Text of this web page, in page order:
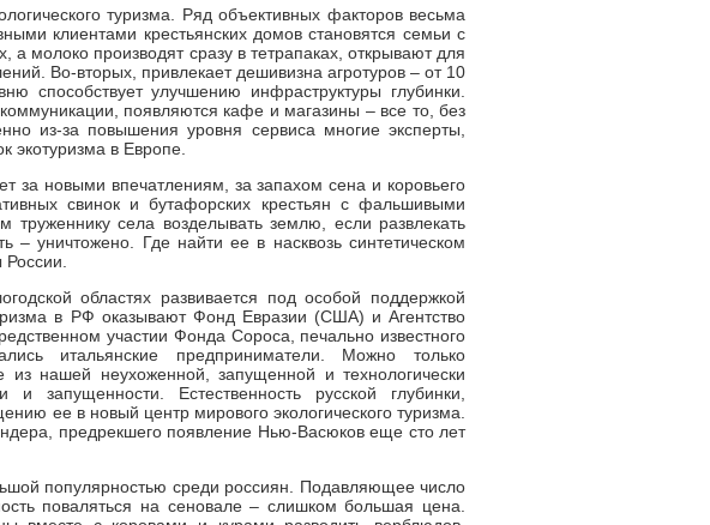
туризма. Ряд объективных факторов весьма
клиентами крестьянских домов становятся семьи с
молоко производят сразу в тетрапаках, открывают для
Во-вторых, привлекает дешивизна агротуров – от 10
способствует улучшению инфраструктуры глубинки.
появляются кафе и магазины – все то, без
из-за повышения уровня сервиса многие эксперты,
экотуризма в Европе.
за новыми впечатлениям, за запахом сена и коровьего
свинок и бутафорских крестьян с фальшивыми
села возделывать землю, если развлекать
– уничтожено. Где найти ее в насквозь синтетическом
областях развивается под особой поддержкой
в РФ оказывают Фонд Евразии (США) и Агентство
участии Фонда Сороса, печально известного
итальянские предприниматели. Можно только
из нашей неухоженной, запущенной и технологически
запущенности. Естественность русской глубинки,
ее в новый центр мирового экологического туризма.
предрекшего появление Нью-Васюков еще сто лет
популярностью среди россиян. Подавляющее число
поваляться на сеновале – слишком большая цена.